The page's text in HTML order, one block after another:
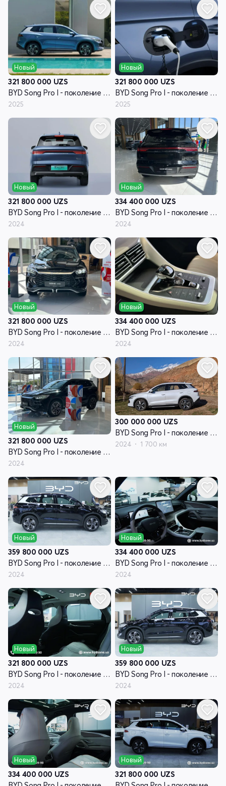
Новый
321 800 000 UZS
BYD Song Pro I - поколение рестайлинг
2025
Новый
321 800 000 UZS
BYD Song Pro I - поколение рестайлинг
2025
Новый
321 800 000 UZS
BYD Song Pro I - поколение рестайлинг
2024
Новый
334 400 000 UZS
BYD Song Pro I - поколение рестайлинг
2024
Новый
321 800 000 UZS
BYD Song Pro I - поколение рестайлинг
2024
Новый
334 400 000 UZS
BYD Song Pro I - поколение рестайлинг
2024
Новый
321 800 000 UZS
BYD Song Pro I - поколение рестайлинг
2024
300 000 000 UZS
BYD Song Pro I - поколение рестайлинг
2024 1 700 км
Новый
359 800 000 UZS
BYD Song Pro I - поколение рестайлинг
2024
Новый
334 400 000 UZS
BYD Song Pro I - поколение рестайлинг
2024
Новый
321 800 000 UZS
BYD Song Pro I - поколение рестайлинг
2024
Новый
359 800 000 UZS
BYD Song Pro I - поколение рестайлинг
2024
Новый
334 400 000 UZS
Новый
321 800 000 UZS